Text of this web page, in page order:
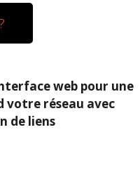
web pour une
réseau avec
de liens